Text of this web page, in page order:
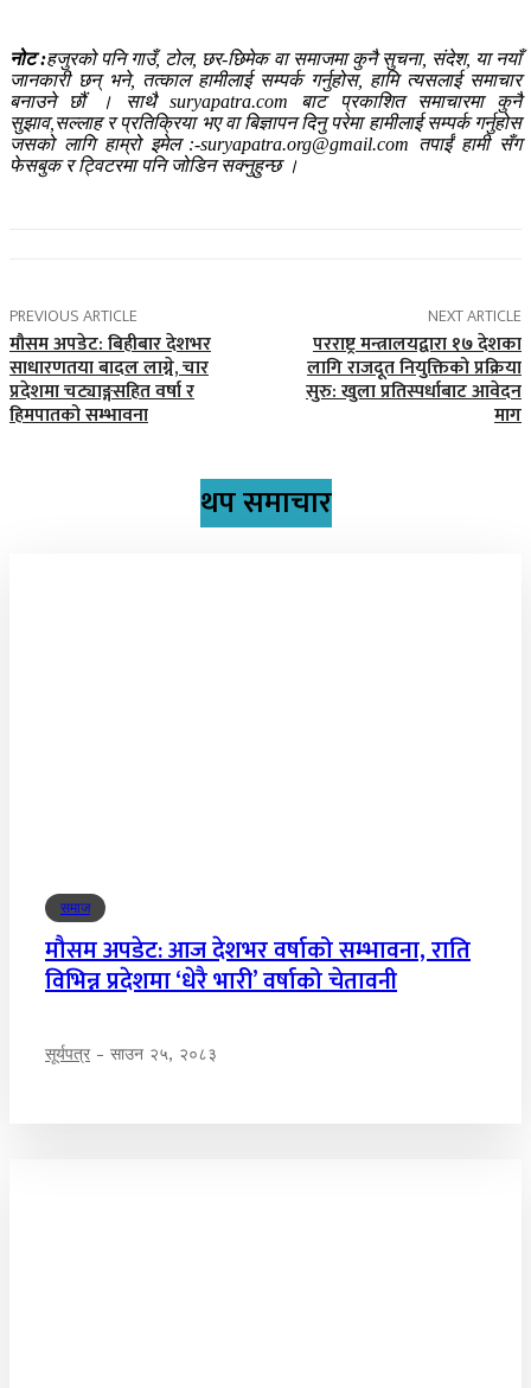
नोट :हजुरको पनि गाउँ, टोल, छर-छिमेक वा समाजमा कुनै सुचना, संदेश, या नयाँ
जानकारी छन् भने, तत्काल हामीलाई सम्पर्क गर्नुहोस, हामि त्यसलाई समाचार
बनाउने छौं । साथै suryapatra.com बाट प्रकाशित समाचारमा कुनै
सुझाव,सल्लाह र प्रतिक्रिया भए वा बिज्ञापन दिनु परेमा हामीलाई सम्पर्क गर्नुहोस
जसको लागि हाम्रो इमेल :-suryapatra.org@gmail.com तपाईं हामी सँग
फेसबुक र ट्विटरमा पनि जोडिन सक्नुहुन्छ ।
PREVIOUS ARTICLE
मौसम अपडेट: बिहीबार देशभर
साधारणतया बादल लाग्ने, चार
प्रदेशमा चट्याङ्गसहित वर्षा र
हिमपातको सम्भावना
NEXT ARTICLE
परराष्ट्र मन्त्रालयद्वारा १७ देशका
लागि राजदूत नियुक्तिको प्रक्रिया
सुरु: खुला प्रतिस्पर्धाबाट आवेदन
माग
थप समाचार
समाज
मौसम अपडेट: आज देशभर वर्षाको सम्भावना, राति
विभिन्न प्रदेशमा ‘धेरै भारी’ वर्षाको चेतावनी
सूर्यपत्र - साउन २५, २०८३